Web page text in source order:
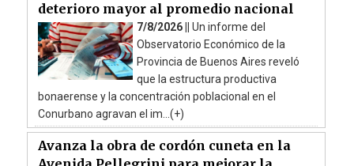
deterioro mayor al promedio nacional
7/8/2026 || Un informe del
Observatorio Económico de la
Provincia de Buenos Aires reveló
que la estructura productiva
bonaerense y la concentración poblacional en el
Conurbano agravan el im...(+)
Avanza la obra de cordón cuneta en la